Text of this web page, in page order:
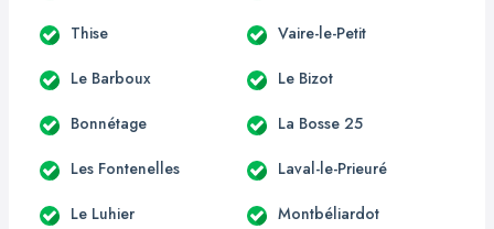
Thise Vaire-le-Petit
Le Barboux Le Bizot
Bonnétage La Bosse 25
Les Fontenelles Laval-le-Prieuré
Le Luhier Montbéliardot